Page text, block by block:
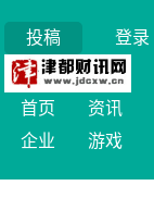
投稿 登录
首页 资讯
企业
游戏